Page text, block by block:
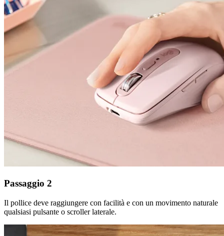
Passaggio 2
Il pollice deve raggiungere con facilità e con un movimento naturale
qualsiasi pulsante o scroller laterale.